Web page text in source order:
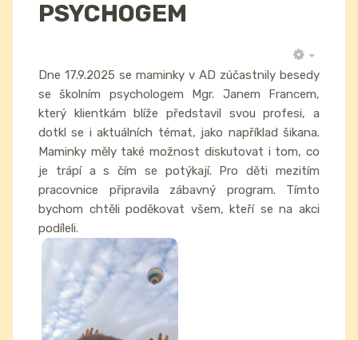
PSYCHOGEM
Dne 17.9.2025 se maminky v AD zúčastnily besedy
se školním psychologem Mgr. Janem Francem,
který klientkám blíže představil svou profesi, a
dotkl se i aktuálních témat, jako například šikana.
Maminky měly také možnost diskutovat i tom, co
je trápí a s čím se potýkají. Pro děti mezitím
pracovnice připravila zábavný program. Tímto
bychom chtěli poděkovat všem, kteří se na akci
podíleli.